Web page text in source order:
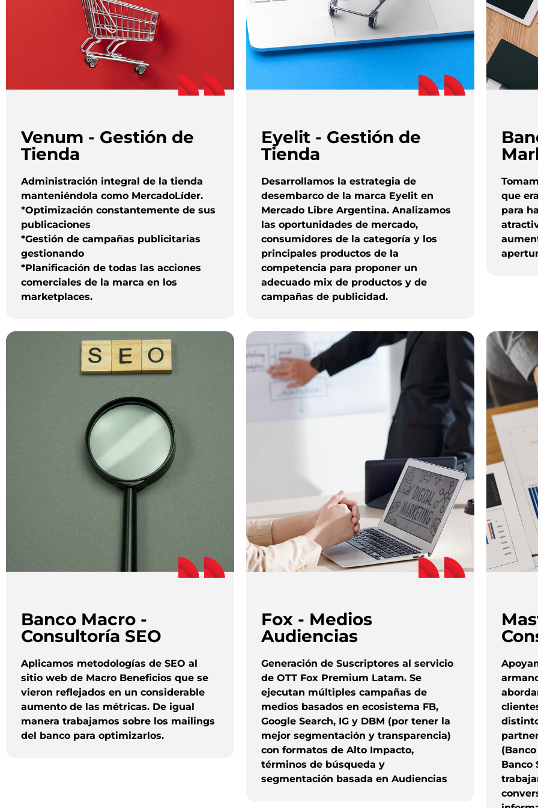
Venum - Gestión de
Tienda
Administración integral de la tienda
manteniéndola como MercadoLíder.
*Optimización constantemente de sus
publicaciones
*Gestión de campañas publicitarias
gestionando
*Planificación de todas las acciones
comerciales de la marca en los
marketplaces.
Eyelit - Gestión de
Tienda
Desarrollamos la estrategia de
desembarco de la marca Eyelit en
Mercado Libre Argentina. Analizamos
las oportunidades de mercado,
consumidores de la categoría y los
principales productos de la
competencia para proponer un
adecuado mix de productos y de
campañas de publicidad.
que
para
Banco Macro -
Consultoría SEO
Aplicamos metodologías de SEO al
sitio web de Macro Beneficios que se
vieron reflejados en un considerable
aumento de las métricas. De igual
manera trabajamos sobre los mailings
del banco para optimizarlos.
Fox - Medios
Audiencias
Generación de Suscriptores al servicio
de OTT Fox Premium Latam. Se
ejecutan múltiples campañas de
medios basados en ecosistema FB,
Google Search, IG y DBM (por tener la
mejor segmentación y transparencia)
con formatos de Alto Impacto,
términos de búsqueda y
segmentación basada en Audiencias
Banco